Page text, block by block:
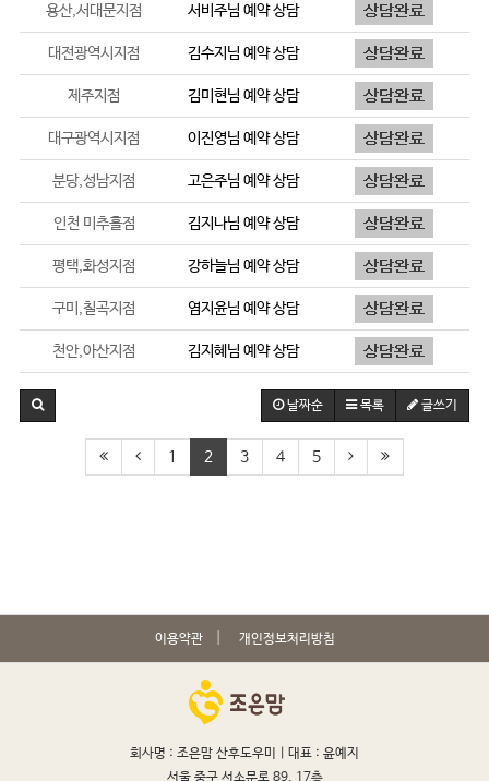
용산,서대문지점 서비주님 예약 상담
대전광역시지점 김수지 님 예약 상담
제주지점 김미현님 예약 상담
대구광역시지점 이진영님 예약 상담
분당,성남지점 고은주님 예약 상담
인천 미추홀점 김지나님 예약 상담
평택,화성지점 강하늘님 예약 상담
구미,칠곡지점 염지윤님 예약 상담
천안,아산지점 김지혜 님 예약 상담
날짜순 목록 글쓰기
1 2 3 4 5
이용약관 개인정보처리방침
회사명 : 조은맘 산후도우미 | 대표 : 윤예지
서울 중구 서소문로 89, 17층